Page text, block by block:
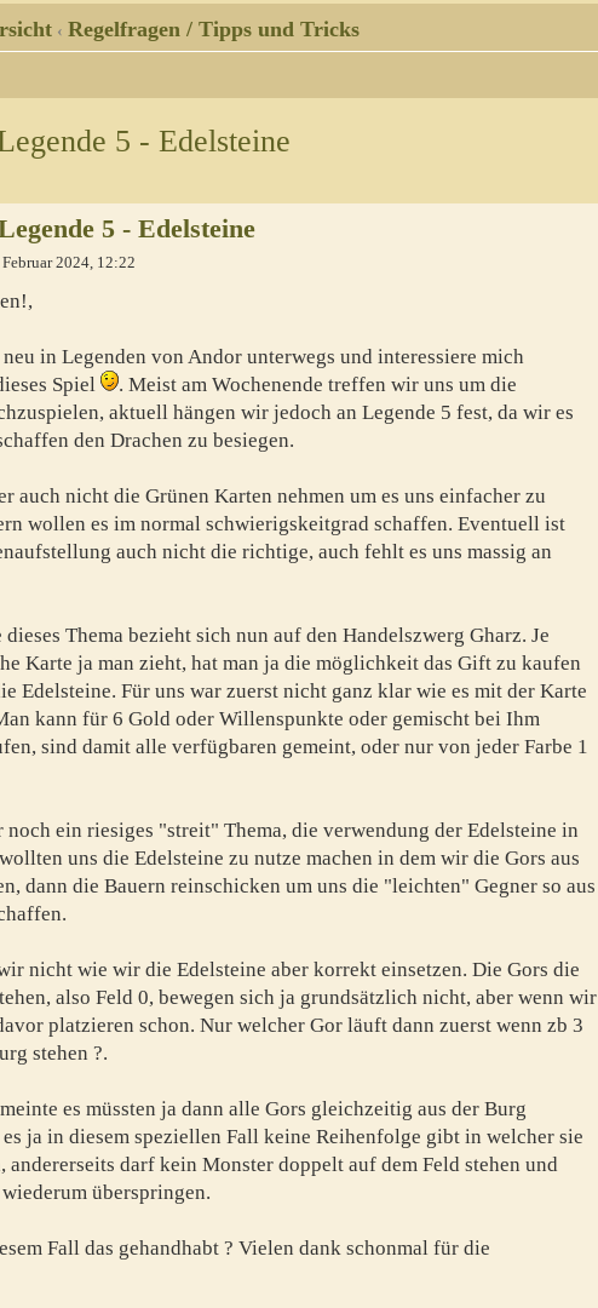
‹ Regelfragen / Tipps und Tricks
5 - Edelsteine
5 - Edelsteine
2024, 12:22
in Legenden von Andor unterwegs und interessiere mich
Spiel
. Meist am Wochenende treffen wir uns um die
aktuell hängen wir jedoch an Legende 5 fest, da wir es
den Drachen zu besiegen.
auch nicht die Grünen Karten nehmen um es uns einfacher zu
wollen es im normal schwierigskeitgrad schaffen. Eventuell ist
auch nicht die richtige, auch fehlt es uns massig an
dieses Thema bezieht sich nun auf den Handelszwerg Gharz. Je
Karte ja man zieht, hat man ja die möglichkeit das Gift zu kaufen
Edelsteine. Für uns war zuerst nicht ganz klar wie es mit der Karte
kann für 6 Gold oder Willenspunkte oder gemischt bei Ihm
sind damit alle verfügbaren gemeint, oder nur von jeder Farbe 1
noch ein riesiges "streit" Thema, die verwendung der Edelsteine in
uns die Edelsteine zu nutze machen in dem wir die Gors aus
dann die Bauern reinschicken um uns die "leichten" Gegner so aus
nicht wie wir die Edelsteine aber korrekt einsetzen. Die Gors die
also Feld 0, bewegen sich ja grundsätzlich nicht, aber wenn wir
platzieren schon. Nur welcher Gor läuft dann zuerst wenn zb 3
stehen ?.
es müssten ja dann alle Gors gleichzeitig aus der Burg
ja in diesem speziellen Fall keine Reihenfolge gibt in welcher sie
andererseits darf kein Monster doppelt auf dem Feld stehen und
überspringen.
Fall das gehandhabt ? Vielen dank schonmal für die